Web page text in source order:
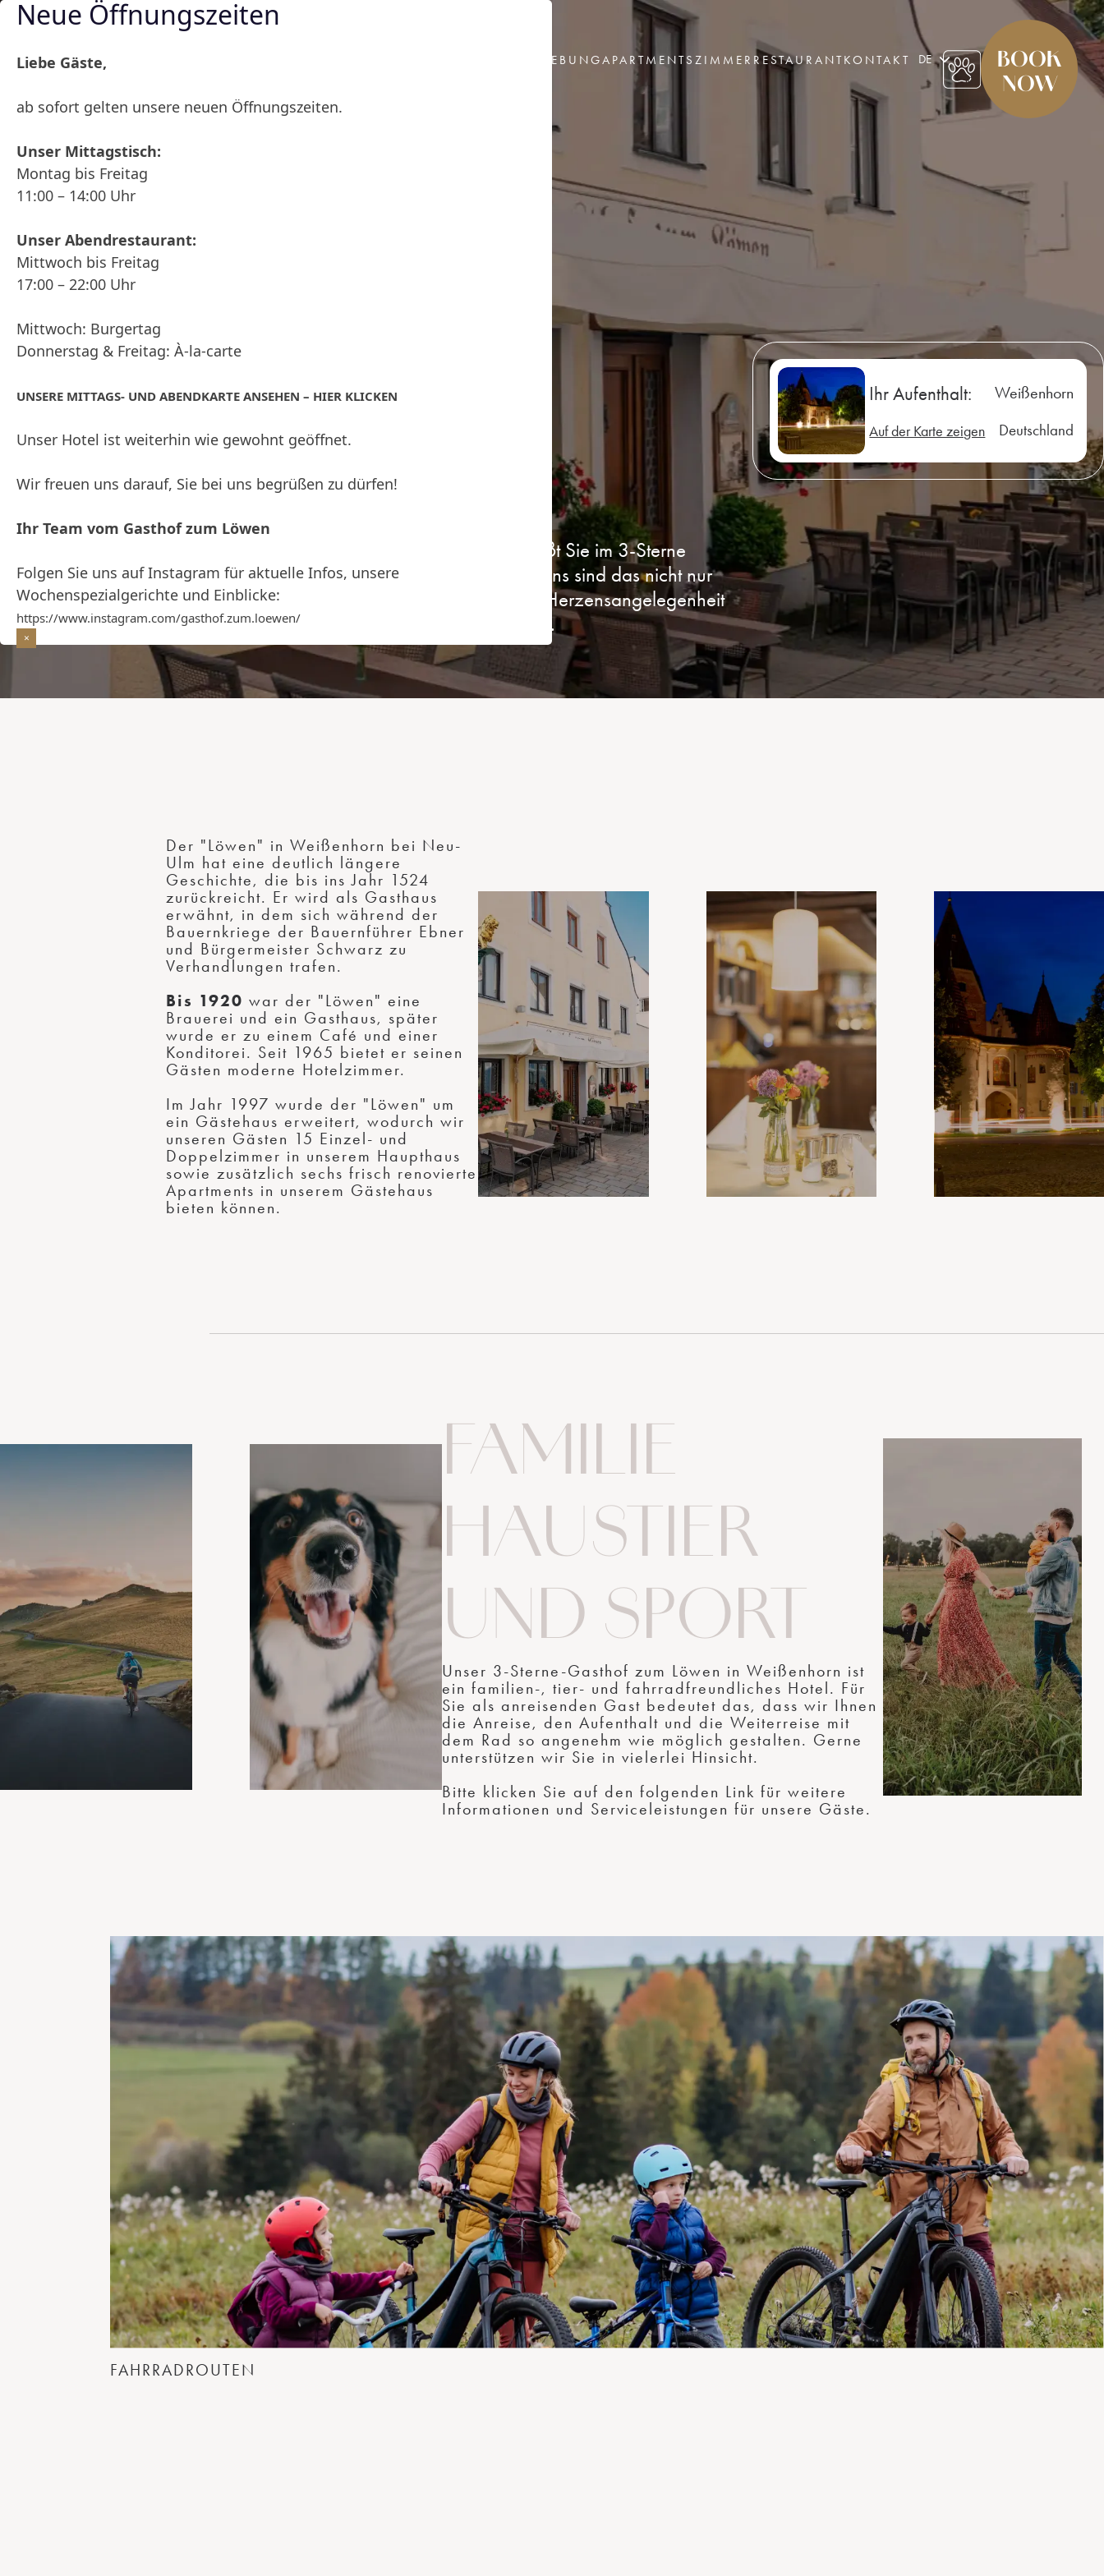
Skip to content
Neue Öffnungszeiten
Liebe Gäste,
ab sofort gelten unsere neuen Öffnungszeiten.
Unser Mittagstisch:
Montag bis Freitag
11:00 – 14:00 Uhr
Unser Abendrestaurant:
Mittwoch bis Freitag
17:00 – 22:00 Uhr
Mittwoch: Burgertag
Donnerstag & Freitag: À-la-carte
UNSERE MITTAGS- UND ABENDKARTE ANSEHEN – HIER KLICKEN
Unser Hotel ist weiterhin wie gewohnt geöffnet.
Wir freuen uns darauf, Sie bei uns begrüßen zu dürfen!
Ihr Team vom Gasthof zum Löwen
Folgen Sie uns auf Instagram für aktuelle Infos, unsere
Wochenspezialgerichte und Einblicke:
https://www.instagram.com/gasthof.zum.loewen/
UMGEBUNGAPARTMENTS ZIMMER RESTAURANTKONTAKT DE
BOOK
NOW
Gasthof zum
Löwen
bietet eine
fantastische
Historie
Leidenschaftliche Gastfreundschaft seit 1929 heißt Sie im 3-Sterne
"Gasthof zum Löwen" herzlich willkommen. Für uns sind das nicht nur
Worte, denn als Traditionsbetrieb ist es uns eine Herzensangelegenheit
uns mit viel Freude um unsere Gäste zu kümmern.
Ihr Aufenthalt:
Auf der Karte zeigen
Weißenhorn
Deutschland
Der "Löwen" in Weißenhorn bei Neu-
Ulm hat eine deutlich längere
Geschichte, die bis ins Jahr 1524
zurückreicht. Er wird als Gasthaus
erwähnt, in dem sich während der
Bauernkriege der Bauernführer Ebner
und Bürgermeister Schwarz zu
Verhandlungen trafen.
Bis 1920 war der "Löwen" eine
Brauerei und ein Gasthaus, später
wurde er zu einem Café und einer
Konditorei. Seit 1965 bietet er seinen
Gästen moderne Hotelzimmer.
Im Jahr 1997 wurde der "Löwen" um
ein Gästehaus erweitert, wodurch wir
unseren Gästen 15 Einzel- und
Doppelzimmer in unserem Haupthaus
sowie zusätzlich sechs frisch renovierte
Apartments in unserem Gästehaus
bieten können.
FAMILIE
HAUSTIER
UND SPORT
Unser 3-Sterne-Gasthof zum Löwen in Weißenhorn ist
ein familien-, tier- und fahrradfreundliches Hotel. Für
Sie als anreisenden Gast bedeutet das, dass wir Ihnen
die Anreise, den Aufenthalt und die Weiterreise mit
dem Rad so angenehm wie möglich gestalten. Gerne
unterstützen wir Sie in vielerlei Hinsicht.
Bitte klicken Sie auf den folgenden Link für weitere
Informationen und Serviceleistungen für unsere Gäste.
FAHRRADROUTEN